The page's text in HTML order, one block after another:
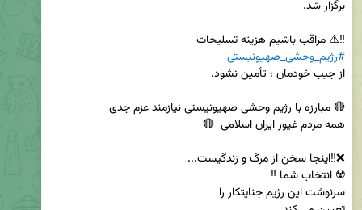
‼️⚠️ مراقب باشیم هزینه تسلیحات
#رژیم_وحشی_صهیونیستی